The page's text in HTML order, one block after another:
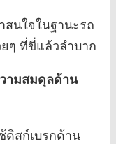
นใจในฐานะรถ
ๆ ที่ขี่แล้วลำบาก
ามสมดุลด้าน
ดิสก์เบรกด้าน